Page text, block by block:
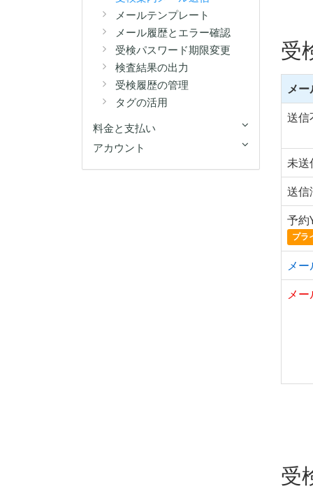
メールテンプレート
メール履歴とエラー確認
受検パスワード期限変更
検査結果の出力
受検履歴の管理
タグの活用
料金と支払い
アカウント
受
メー
送信
未送
送信
予約
プラ
メ
メ
受